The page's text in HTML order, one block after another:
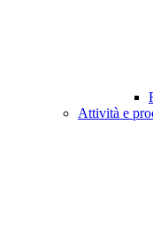
Attività e